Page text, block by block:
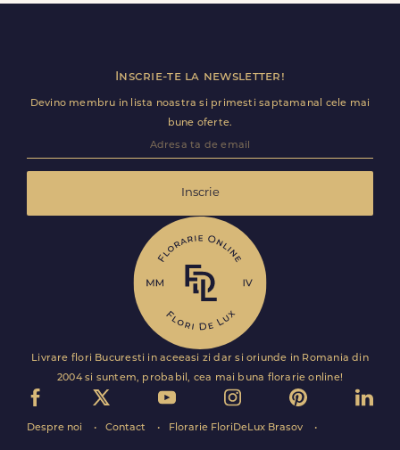
calitate. Este solutia ideala pentru surprize de weekend
Inscrie-te la newsletter!
Devino membru in lista noastra si primesti saptamanal cele mai
bune oferte.
Inscrie
Livrare flori Bucuresti in aceeasi zi dar si oriunde in Romania din
2004 si suntem, probabil, cea mai buna florarie online!
Despre noi Contact Florarie FloriDeLux Brasov